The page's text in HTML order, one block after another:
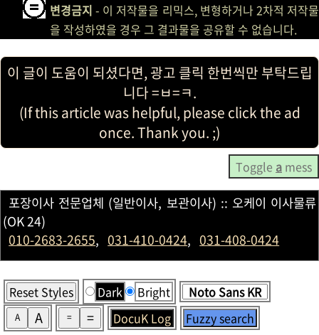
변경금지 - 이 저작물을 리믹스, 변형하거나 2차적 저작물
을 작성하였을 경우 그 결과물을 공유할 수 없습니다.
이 글이 도움이 되셨다면, 광고 클릭 한번씩만 부탁드립
니다 =ㅂ=ㅋ.
(If this article was helpful, please click the ad
once. Thank you. ;)
Toggle a mess
포장이사 전문업체 (일반이사, 보관이사) :: 오케이 이사물류
(OK 24)
010-2683-2655, 031-410-0424, 031-408-0424
Reset Styles Dark Bright
A A = = DocuK Log Fuzzy search